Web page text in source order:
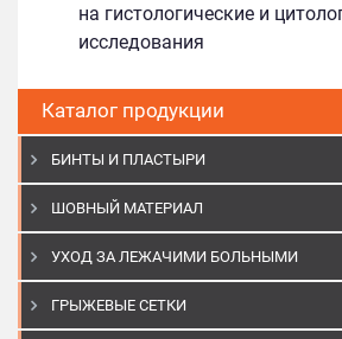
Каталог продукции
БИНТЫ И ПЛАСТЫРИ
ШОВНЫЙ МАТЕРИАЛ
УХОД ЗА ЛЕЖАЧИМИ БОЛЬНЫМИ
ГРЫЖЕВЫЕ СЕТКИ
на гистологические и
исследования